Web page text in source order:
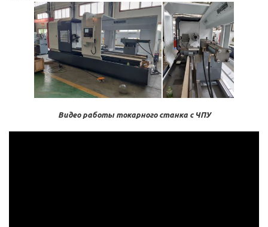
Видео работы токарного станка с ЧПУ